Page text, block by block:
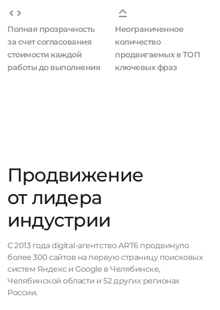
Полная прозрачность
за счет согласования
стоимости каждой
работы до выполнения
Неограниченное
количество
продвигаемых в ТОП
ключевых фраз
Продвижение
от лидера
индустрии
С 2013 года digital-агентство ART6 продвинуло
более 300 сайтов на первую страницу поисковых
систем Яндекс и Google в Челябинске,
Челябинской области и 52 других регионах
России.